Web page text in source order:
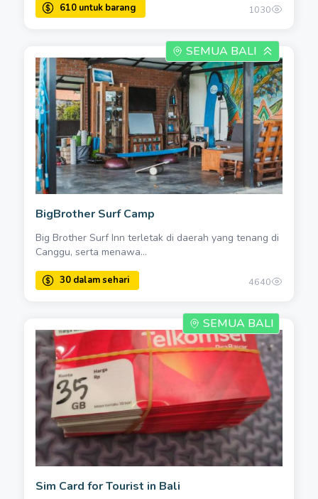
1030
SEMUA BALI
BigBrother Surf Camp
Big Brother Surf Inn terletak di daerah yang tenang di
Canggu, serta menawa...
4640
SEMUA BALI
Sim Card for Tourist in Bali